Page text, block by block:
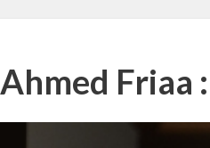
Ahmed Friaa